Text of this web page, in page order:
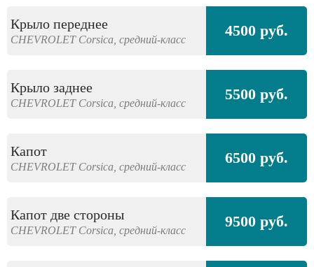
Крыло переднее
CHEVROLET Corsica, средний-класс 4500 руб.
Крыло заднее
CHEVROLET Corsica, средний-класс 5500 руб.
Капот
CHEVROLET Corsica, средний-класс 6500 руб.
Капот две стороны
CHEVROLET Corsica, средний-класс 9500 руб.